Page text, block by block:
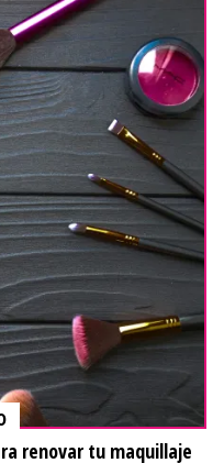
renovar tu maquillaje